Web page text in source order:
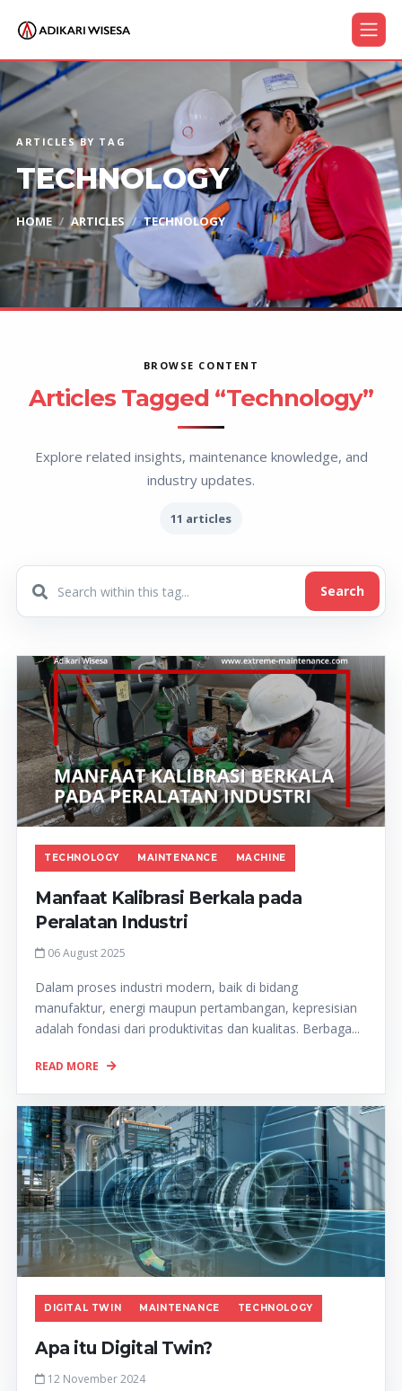
ARTICLES BY TAG
TECHNOLOGY
HOME ARTICLES TECHNOLOGY
BROWSE CONTENT
Articles Tagged “Technology”
Explore related insights, maintenance knowledge, and
industry updates.
11 articles
Search
TECHNOLOGY MAINTENANCE MACHINE
Manfaat Kalibrasi Berkala pada
Peralatan Industri
06 August 2025
Dalam proses industri modern, baik di bidang
manufaktur, energi maupun pertambangan, kepresisian
adalah fondasi dari produktivitas dan kualitas. Berbaga...
READ MORE
DIGITAL TWIN MAINTENANCE TECHNOLOGY
Apa itu Digital Twin?
12 November 2024